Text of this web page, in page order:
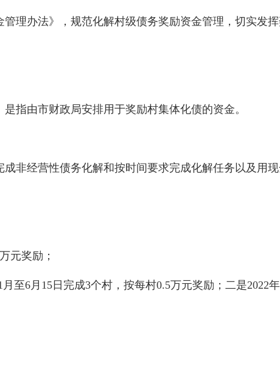
理办法》，规范化解村级债务奖励资金管理，切实发
指由市财政局安排用于奖励村集体化债的资金。
非经营性债务化解和按时间要求完成化解任务以及用
元奖励；
至6月15日完成3个村，按每村0.5万元奖励；二是2022